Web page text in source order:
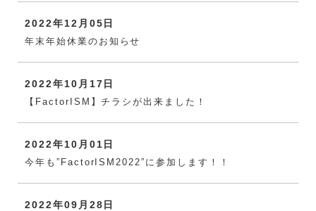
2022年12月05日
年末年始休業のお知らせ
2022年10月17日
【FactorISM】チラシが出来ました！
2022年10月01日
今年も”FactorISM2022”に参加します！！
2022年09月28日